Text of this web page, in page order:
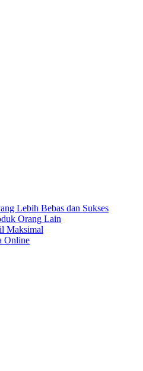
Lebih Bebas dan Sukses
Orang Lain
Maksimal
Online